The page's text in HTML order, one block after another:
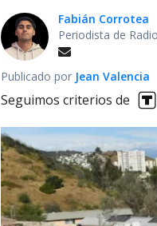
Fabián Corrotea
Periodista de
Publicado por Jean Valencia
Seguimos criterios de